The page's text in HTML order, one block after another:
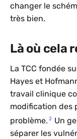
changer le
très bien.
Là où cela
La TCC fondée
Hayes et
travail clinique
modification des
problème. 2 Un
séparer les